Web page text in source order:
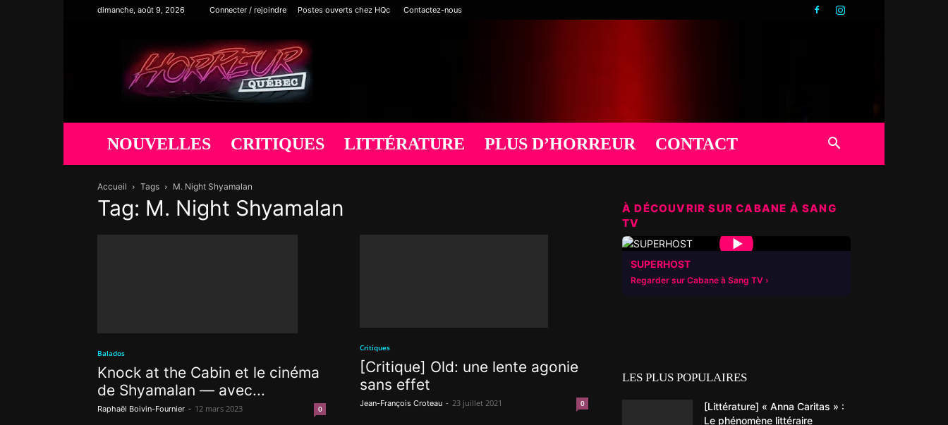
dimanche, août 9, 2026 Connecter / rejoindre Postes ouverts chez HQc Contactez-nous
Horreur
Québec
NOUVELLES CRITIQUES LITTÉRATURE PLUS D’HORREUR CONTACT
Accueil Tags M. Night Shyamalan
Tag: M. Night Shyamalan
Balados
Knock at the Cabin et le cinéma
de Shyamalan — avec...
Raphaël Boivin-Fournier - 12 mars 2023 0
Critiques
[Critique] Old: une lente agonie
sans effet
Jean-François Croteau - 23 juillet 2021 0
À DÉCOUVRIR SUR CABANE À SANG
TV
▶
SUPERHOST
Regarder sur Cabane à Sang TV
LES PLUS POPULAIRES
[Littérature] « Anna Caritas » :
Le phénomène littéraire